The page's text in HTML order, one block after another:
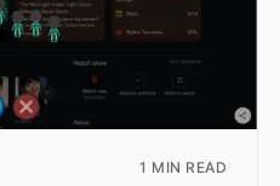
1 MIN READ